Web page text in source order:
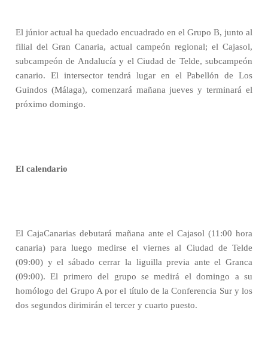
El júnior actual ha quedado encuadrado en el Grupo B, junto al
filial del Gran Canaria, actual campeón regional; el Cajasol,
subcampeón de Andalucía y el Ciudad de Telde, subcampeón
canario. El intersector tendrá lugar en el Pabellón de Los
Guindos (Málaga), comenzará mañana jueves y terminará el
próximo domingo.
El calendario
El CajaCanarias debutará mañana ante el Cajasol (11:00 hora
canaria) para luego medirse el viernes al Ciudad de Telde
(09:00) y el sábado cerrar la liguilla previa ante el Granca
(09:00). El primero del grupo se medirá el domingo a su
homólogo del Grupo A por el título de la Conferencia Sur y los
dos segundos dirimirán el tercer y cuarto puesto.